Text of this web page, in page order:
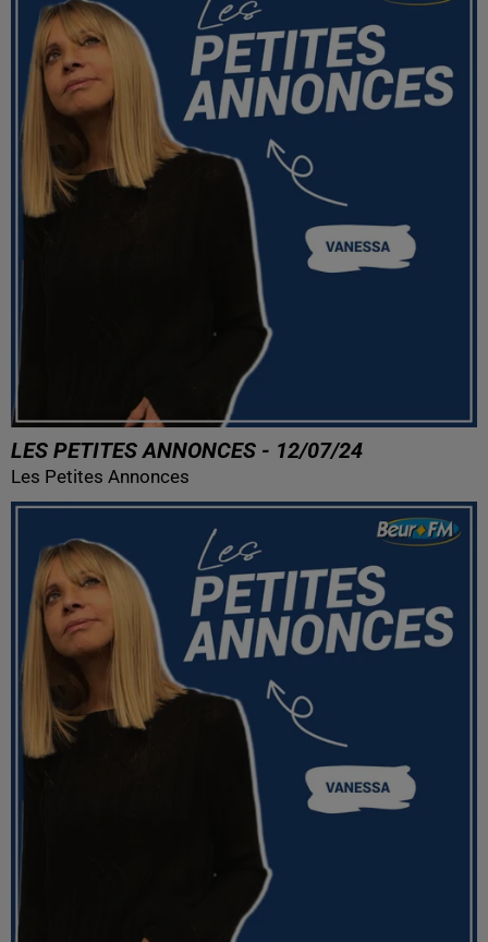
LES PETITES ANNONCES - 12/07/24
Les Petites Annonces